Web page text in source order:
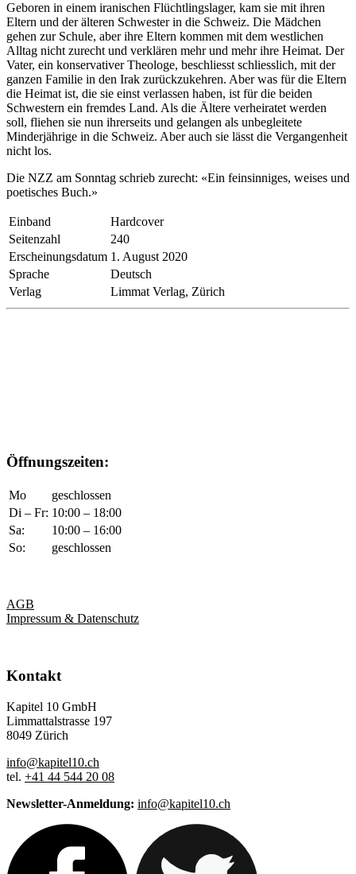
Geboren in einem iranischen Flüchtlingslager, kam sie mit ihren
Eltern und der älteren Schwester in die Schweiz. Die Mädchen
gehen zur Schule, aber ihre Eltern kommen mit dem westlichen
Alltag nicht zurecht und verklären mehr und mehr ihre Heimat. Der
Vater, ein konservativer Theologe, beschliesst schliesslich, mit der
ganzen Familie in den Irak zurückzukehren. Aber was für die Eltern
die Heimat ist, die sie einst verlassen haben, ist für die beiden
Schwestern ein fremdes Land. Als die Ältere verheiratet werden
soll, fliehen sie nun ihrerseits und gelangen als unbegleitete
Minderjährige in die Schweiz. Aber auch sie lässt die Vergangenheit
nicht los.
Die NZZ am Sonntag schrieb zurecht: «Ein feinsinniges, weises und
poetisches Buch.»
Einband
Hardcover
Seitenzahl
240
Erscheinungsdatum 1. August 2020
Sprache
Deutsch
Verlag
Limmat Verlag, Zürich
Öffnungszeiten:
Mo
geschlossen
Di – Fr: 10:00 – 18:00
Sa:
10:00 – 16:00
So:
geschlossen
AGB
Impressum & Datenschutz
Kontakt
Kapitel 10 GmbH
Limmattalstrasse 197
8049 Zürich
info@kapitel10.ch
tel. +41 44 544 20 08
Newsletter-Anmeldung: info@kapitel10.ch